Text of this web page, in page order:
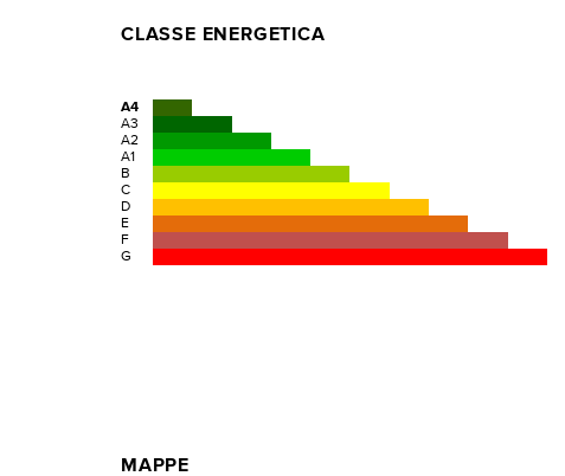
CLASSE ENERGETICA
A4
A3
A2
A1
B
C
D
E
F
G
MAPPE